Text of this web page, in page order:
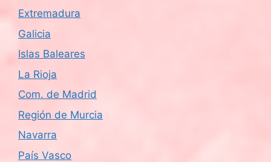
Extremadura
Galicia
Islas Baleares
La Rioja
Com. de Madrid
Región de Murcia
Navarra
País Vasco